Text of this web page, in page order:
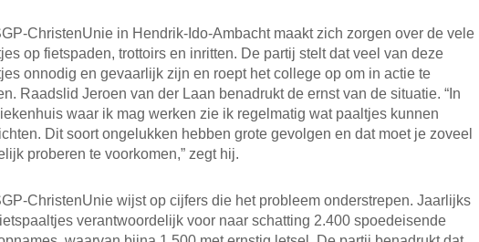
ChristenUnie in Hendrik-Ido-Ambacht maakt zich zorgen over de vele
op fietspaden, trottoirs en inritten. De partij stelt dat veel van deze
onnodig en gevaarlijk zijn en roept het college op om in actie te
Raadslid Jeroen van der Laan benadrukt de ernst van de situatie. “In
waar ik mag werken zie ik regelmatig wat paaltjes kunnen
Dit soort ongelukken hebben grote gevolgen en dat moet je zoveel
proberen te voorkomen,” zegt hij.
ChristenUnie wijst op cijfers die het probleem onderstrepen. Jaarlijks
verantwoordelijk voor naar schatting 2.400 spoedeisende